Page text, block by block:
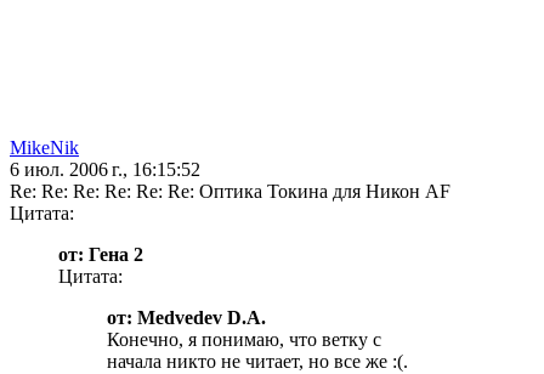
MikeNik
6 июл. 2006 г., 16:15:52
Re: Re: Re: Re: Re: Re: Оптика Токина для Никон AF
Цитата:
от: Гена 2
Цитата:
от: Medvedev D.A.
Конечно, я понимаю, что ветку с
начала никто не читает, но все же :(.